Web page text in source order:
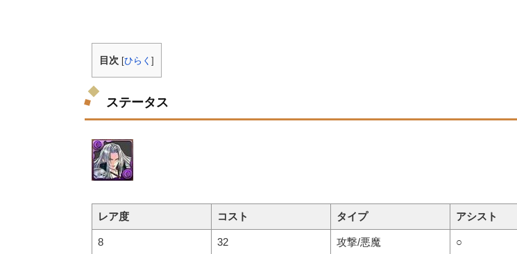
目次 [ひらく ]
ステータス
レア度 コスト タイプ アシスト
8 32 攻撃/悪魔 ○